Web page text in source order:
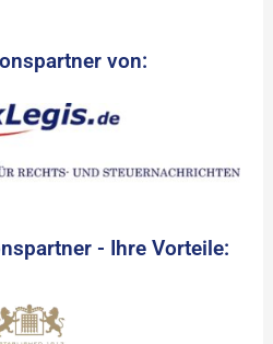
von:
- Ihre Vorteile: